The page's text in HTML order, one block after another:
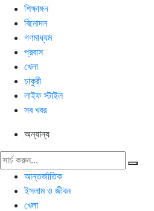
শিক্ষাঙ্গন
বিনোদন
গণমাধ্যম
প্রবাস
খেলা
চাকুরী
লাইফ স্টাইল
সব খবর
অন্যান্য
আন্তর্জাতিক
ইসলাম ও জীবন
খেলা